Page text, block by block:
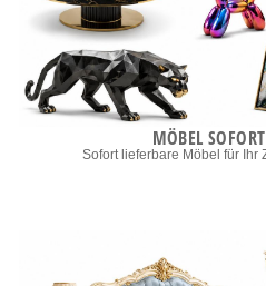
MÖBEL
Sofort lieferbare Möbel für Ihr